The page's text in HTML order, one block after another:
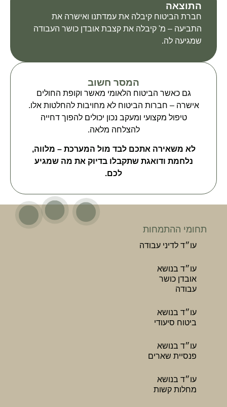
התוצאה
חברת הביטוח קיבלה את עמדתנו ואישרה את
התביעה – מ' קיבלה את קצבת אובדן כושר העבודה
שמגיעה לה.
המסר חשוב
גם כאשר הביטוח הלאומי מאשר וקופת החולים
אישרה – חברות הביטוח לא מחויבות להחלטות אלו.
טיפול מקצועי ומעקב נכון יכולים להפוך דחייה
להצלחה מלאה.
לא משאירה אתכם לבד מול המערכת – מלווה,
נלחמת ודואגת שתקבלו בדיוק את מה שמגיע
לכם.
תחומי ההתמחות
עו״ד לדיני עבודה
עו״ד בנושא
אובדן כושר
עבודה
עו״ד בנושא
ביטוח סיעודי
עו״ד בנושא
פנסיית שארים
עו״ד בנושא
מחלות קשות